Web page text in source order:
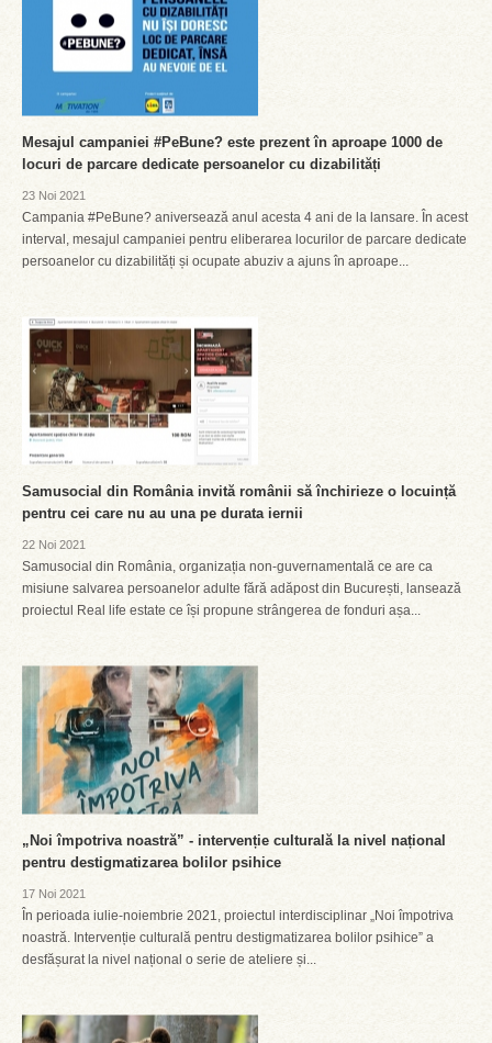
Mesajul campaniei #PeBune? este prezent în aproape 1000 de
locuri de parcare dedicate persoanelor cu dizabilități
23 Noi 2021
Campania #PeBune? aniversează anul acesta 4 ani de la lansare. În acest
interval, mesajul campaniei pentru eliberarea locurilor de parcare dedicate
persoanelor cu dizabilități și ocupate abuziv a ajuns în aproape...
Samusocial din România invită românii să închirieze o locuință
pentru cei care nu au una pe durata iernii
22 Noi 2021
Samusocial din România, organizația non-guvernamentală ce are ca
misiune salvarea persoanelor adulte fără adăpost din București, lansează
proiectul Real life estate ce își propune strângerea de fonduri așa...
„Noi împotriva noastră” - intervenție culturală la nivel național
pentru destigmatizarea bolilor psihice
17 Noi 2021
În perioada iulie-noiembrie 2021, proiectul interdisciplinar „Noi împotriva
noastră. Intervenție culturală pentru destigmatizarea bolilor psihice” a
desfășurat la nivel național o serie de ateliere și...